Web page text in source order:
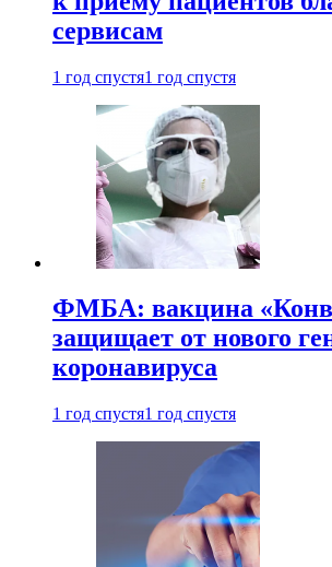
сервисам
1 год спустя1 год спустя
ФМБА: вакцина
защищает от нового
коронавируса
1 год спустя1 год спустя